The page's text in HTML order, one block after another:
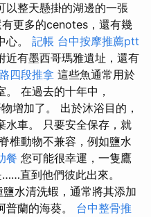
以整天懸掛的湖邊的一張
更多的cenotes，還有幾
心。 記帳 台中按摩推薦ptt
近有墨西哥瑪雅遺址，還有
四段推拿 這些魚通常用於
在過去的十年中，
增加了。 出於沐浴目的，
水車。 只要安全保存，就
椎動物不兼容，例如鹽水
餐 您可能很幸運，一隻鷹
直到他們彼此出來。
水清洗蝦，通常將其添加
普蘭的海葵。 台中整骨推